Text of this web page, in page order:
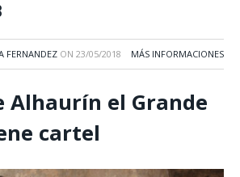
FERNANDEZ ON 23/05/2018 MÁS INFORMACIONES
Alhaurín el Grande
cartel